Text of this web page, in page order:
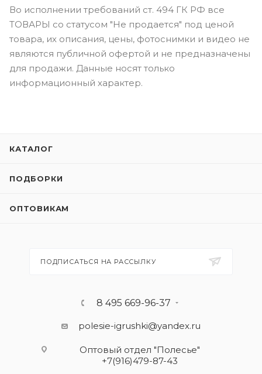
Во исполнении требований ст. 494 ГК РФ все
ТОВАРЫ со статусом "Не продается" под ценой
товара, их описания, цены, фотоснимки и видео не
являются публичной офертой и не предназначены
для продажи. Данные носят только
информационный характер.
КАТАЛОГ
ПОДБОРКИ
ОПТОВИКАМ
ПОДПИСАТЬСЯ НА РАССЫЛКУ
8 495 669-96-37
polesie-igrushki@yandex.ru
Оптовый отдел "Полесье"
+7(916)479-87-43